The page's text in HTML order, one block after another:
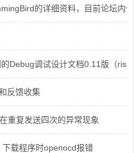
的详细资料，目前论坛内
Debug调试设计文档0.11版（
反馈收集
重复发送四次的异常现象
载程序时openocd报错